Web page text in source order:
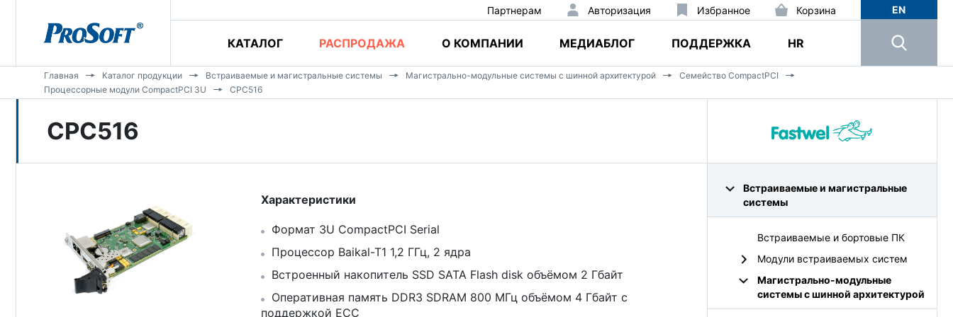
Партнерам Избранное
Авторизация Корзина
КАТАЛОГ РАСПРОДАЖА О КОМПАНИИ МЕДИАБЛОГ ПОДДЕРЖКА HR
EN
Главная Каталог продукции Встраиваемые и магистральные системы Магистрально-модульные системы с шинной архитектурой
Семейство CompactPCI
Процессорные модули CompactPCI 3U
CPC516
CPC516
Характеристики
Формат 3U CompactPCI Serial
Процессор Baikal-T1 1,2 ГГц, 2 ядра
Встроенный накопитель SSD SATA Flash disk объёмом 2 Гбайт
Оперативная память DDR3 SDRAM 800 МГц объёмом 4 Гбайт с
поддержкой ECC
Встраиваемые и магистральные
системы
Встраиваемые и бортовые ПК
Модули встраиваемых систем
Магистрально-модульные
системы с шинной архитектурой